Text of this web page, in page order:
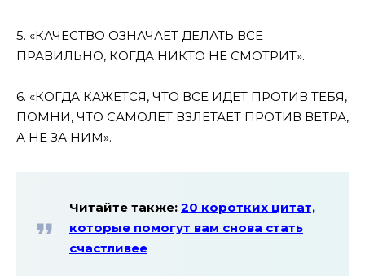
5. «КАЧЕСТВО ОЗНАЧАЕТ ДЕЛАТЬ ВСЕ
ПРАВИЛЬНО, КОГДА НИКТО НЕ СМОТРИТ».
6. «КОГДА КАЖЕТСЯ, ЧТО ВСЕ ИДЕТ ПРОТИВ ТЕБЯ,
ПОМНИ, ЧТО САМОЛЕТ ВЗЛЕТАЕТ ПРОТИВ ВЕТРА,
А НЕ ЗА НИМ».
Читайте также: 20 коротких цитат,
которые помогут вам снова стать
счастливее